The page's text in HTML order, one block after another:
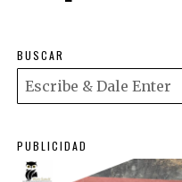
BUSCAR
PUBLICIDAD